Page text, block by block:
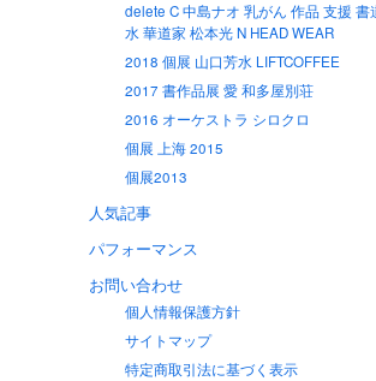
delete C 中島ナオ 乳がん 作品 支援 書
水 華道家 松本光 N HEAD WEAR
2018 個展 山口芳水 LIFTCOFFEE
2017 書作品展 愛 和多屋別荘
2016 オーケストラ シロクロ
個展 上海 2015
個展2013
人気記事
パフォーマンス
お問い合わせ
個人情報保護方針
サイトマップ
特定商取引法に基づく表示